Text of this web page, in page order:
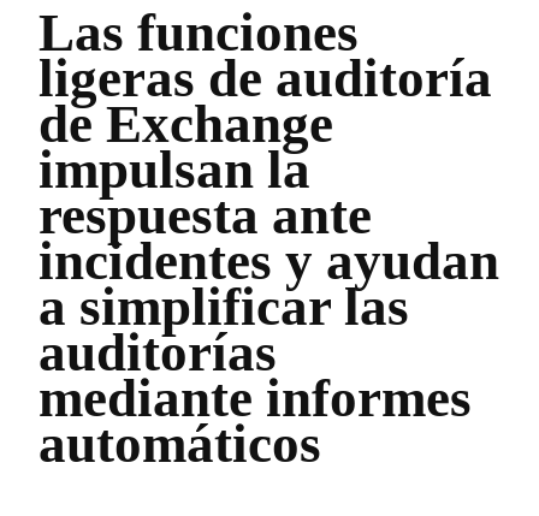
Las funciones
ligeras de auditoría
de Exchange
impulsan la
respuesta ante
incidentes y ayudan
a simplificar las
auditorías
mediante informes
automáticos